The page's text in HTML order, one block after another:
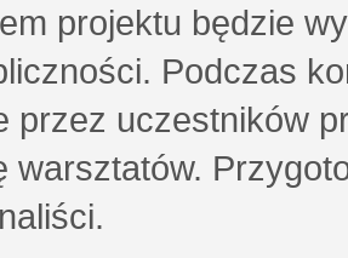
projektu będzie
Podczas
przez uczestników
warsztatów.